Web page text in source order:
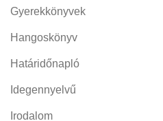
Gyerekkönyvek
Hangoskönyv
Határidőnapló
Idegennyelvű
Irodalom